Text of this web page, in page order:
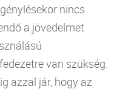
nincs
a jövedelmet
van szükség.
azzal jár, hogy az